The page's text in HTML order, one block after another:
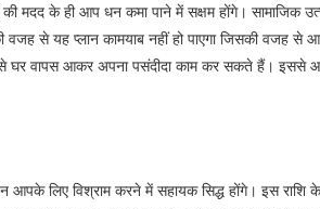
मदद के ही आप धन कमा पाने में सक्षम होंगे। सामाजिक
से यह प्लान कामयाब नहीं हो पाएगा जिसकी वजह से
घर वापस आकर अपना पसंदीदा काम कर सकते हैं। इससे
आपके लिए विश्राम करने में सहायक सिद्ध होंगे। इस